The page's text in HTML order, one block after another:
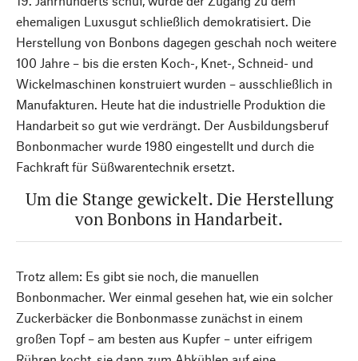
ehemaligen Luxusgut schließlich demokratisiert. Die
Herstellung von Bonbons dagegen geschah noch weitere
100 Jahre – bis die ersten Koch-, Knet-, Schneid- und
Wickelmaschinen konstruiert wurden – ausschließlich in
Manufakturen. Heute hat die industrielle Produktion die
Handarbeit so gut wie verdrängt. Der Ausbildungsberuf
Bonbonmacher wurde 1980 eingestellt und durch die
Fachkraft für Süßwarentechnik ersetzt.
Um die Stange gewickelt. Die Herstellung
von Bonbons in Handarbeit.
Trotz allem: Es gibt sie noch, die manuellen
Bonbonmacher. Wer einmal gesehen hat, wie ein solcher
Zuckerbäcker die Bonbonmasse zunächst in einem
großen Topf – am besten aus Kupfer – unter eifrigem